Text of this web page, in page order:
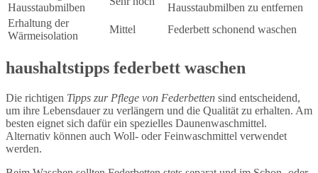
Hausstaubmilben
Hausstaubmilben zu entfernen
Erhaltung der
Wärmeisolation
Mittel Federbett schonend waschen
haushaltstipps federbett waschen
Die richtigen Tipps zur Pflege von Federbetten sind entscheidend,
um ihre Lebensdauer zu verlängern und die Qualität zu erhalten. Am
besten eignet sich dafür ein spezielles Daunenwaschmittel.
Alternativ können auch Woll- oder Feinwaschmittel verwendet
werden.